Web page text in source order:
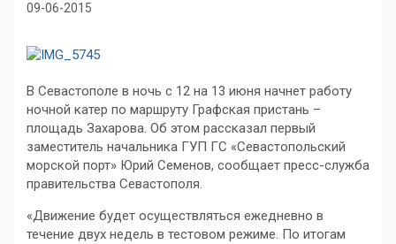
09-06-2015
В Севастополе в ночь с 12 на 13 июня начнет работу
ночной катер по маршруту Графская пристань –
площадь Захарова. Об этом рассказал первый
заместитель начальника ГУП ГС «Севастопольский
морской порт» Юрий Семенов, сообщает пресс-служба
правительства Севастополя.
«Движение будет осуществляться ежедневно в
течение двух недель в тестовом режиме. По итогам